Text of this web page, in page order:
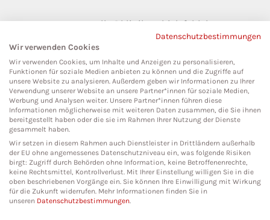
pressestelle@klinikumbielefeld.de
Teutoburger Str. 50
33604 Bielefeld
Social Media
Datenschutzbestimmungen
Wir verwenden Cookies
Wir verwenden Cookies, um Inhalte und Anzeigen zu personalisieren,
Funktionen für soziale Medien anbieten zu können und die Zugriffe auf
unsere Website zu analysieren. Außerdem geben wir Informationen zu Ihrer
Verwendung unserer Website an unsere Partner*innen für soziale Medien,
Werbung und Analysen weiter. Unsere Partner*innen führen diese
Informationen möglicherweise mit weiteren Daten zusammen, die Sie ihnen
bereitgestellt haben oder die sie im Rahmen Ihrer Nutzung der Dienste
gesammelt haben.
Wir setzen in diesem Rahmen auch Dienstleister in Drittländern außerhalb
der EU ohne angemessenes Datenschutzniveau ein, was folgende Risiken
birgt: Zugriff durch Behörden ohne Information, keine Betroffenenrechte,
keine Rechtsmittel, Kontrollverlust. Mit Ihrer Einstellung willigen Sie in die
oben beschriebenen Vorgänge ein. Sie können Ihre Einwilligung mit Wirkung
für die Zukunft widerrufen. Mehr Informationen finden Sie in
unseren Datenschutzbestimmungen.